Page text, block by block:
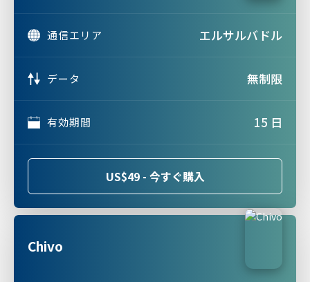
通信エリア エルサルバドル
データ 無制限
有効期間 15 日
US$49 - 今すぐ購入
Chivo